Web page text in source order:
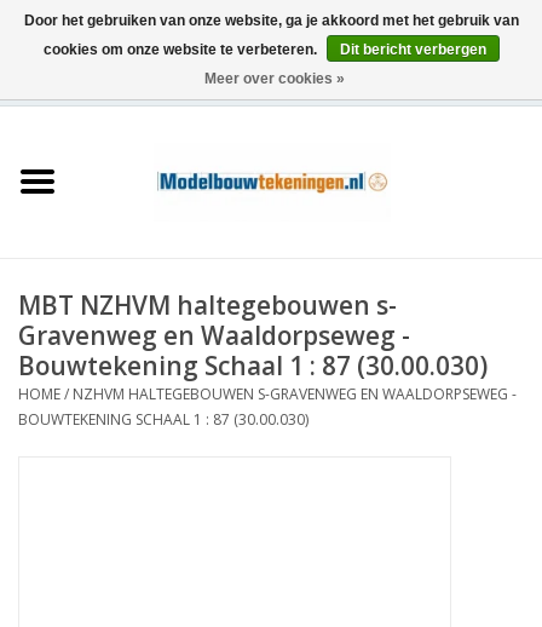
Schepen
Houtbouw
Scenery
MBT NZHVM haltegebouwen s-
Gravenweg en Waaldorpseweg -
Bouwtekening Schaal 1 : 87 (30.00.030)
HOME/ NZHVM HALTEGEBOUWEN S-GRAVENWEG EN WAALDORPSEWEG -
BOUWTEKENING SCHAAL 1 : 87 (30.00.030)
Door het gebruiken van onze website, ga je akkoord met het gebruik van
cookies om onze website te verbeteren.
Dit bericht verbergen
Meer over cookies »